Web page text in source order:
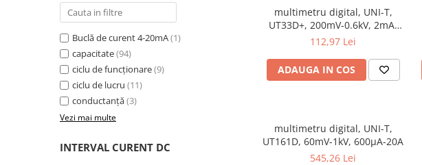
Osciloscoape Peaktech
Osciloscoape TELEDYNE LECROY
Osciloscoape UNI-T
Buclă de curent 4-20mA(1)
capacitate(94)
ciclu de funcționare(9)
ciclu de lucru (11)
conductanță(3)
Vezi mai multe
INTERVAL CURENT DC
multimetru digital, UNI-T,
UT33D+, 200mV-0.6kV, 2mA-
10A
112,97 Lei
ADAUGA IN COS
multimetru digital, UNI-T,
UT161D, 60mV-1kV, 600µA-20A
545,26 Lei